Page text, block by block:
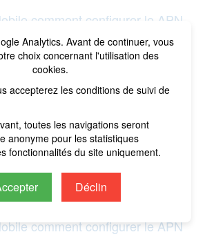
Analytics. Avant de continuer, vous
choix concernant l'utilisation des
cookies.
accepterez les conditions de suivi de
toutes les navigations seront
anonyme pour les statistiques
fonctionnalités du site uniquement.
Déclin
comment configurer le APN
comment configurer le APN
comment configurer le APN
comment configurer le APN